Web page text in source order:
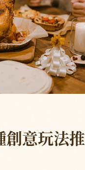
創意玩法推